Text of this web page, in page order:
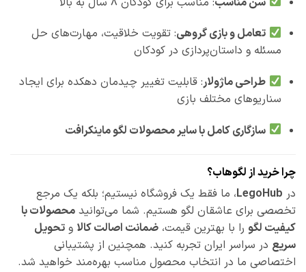
تعامل و بازی گروهی: تقویت خلاقیت، مهارت‌های حل
مسئله و داستان‌پردازی در کودکان
طراحی ماژولار: قابلیت تغییر چیدمان دهکده برای ایجاد
سناریوهای مختلف بازی
سازگاری کامل با سایر محصولات لگو ماینکرافت
چرا خرید از لگوهاب؟
درLegoHub، ما فقط یک فروشگاه نیستیم؛ بلکه یک مرجع
تخصصی برای عاشقان لگو هستیم. شما می‌توانیدمحصولات با
کیفیت لگورا با بهترین قیمت،ضمانت اصالت کالاو تحویل
سریعدر سراسر ایران تجربه کنید. همچنین از پشتیبانی
اختصاصی ما در انتخاب محصول مناسب بهره‌مند خواهید شد.